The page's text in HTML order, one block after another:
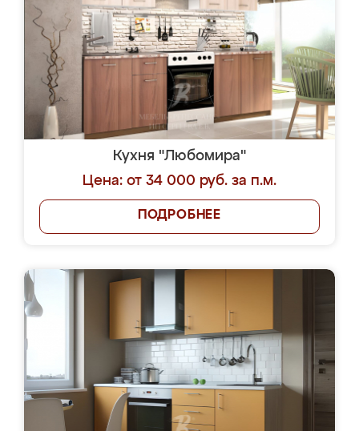
Кухня "Любомира"
Цена: от 34 000 руб. за п.м.
ПОДРОБНЕЕ